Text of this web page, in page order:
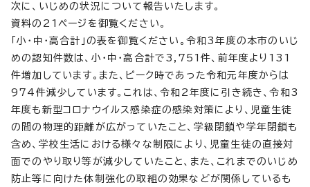
次に、いじめの状況について報告いたします。
資料の21ページを御覧ください。
「小・中・高合計」の表を御覧ください。令和3年度の本市のいじ
めの認知件数は、小・中・高合計で3,751件、前年度より131
件増加しています。また、ピーク時であった令和元年度からは
974件減少しています。これは、令和2年度に引き続き、令和3
年度も新型コロナウイルス感染症の感染対策により、児童生徒
の間の物理的距離が広がっていたこと、学級閉鎖や学年閉鎖も
含め、学校生活における様々な制限により、児童生徒の直接対
面でのやり取り等が減少していたこと、また、これまでのいじめ
防止等に向けた体制強化の取組の効果などが関係しているも